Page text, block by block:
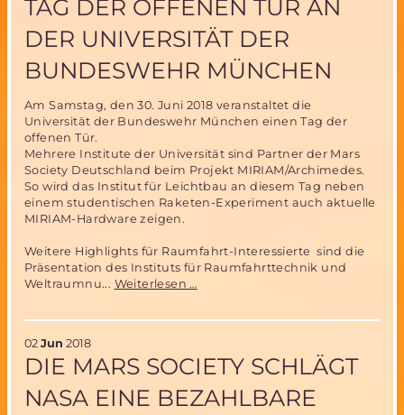
ersten
Astronauten
All
TAG DER OFFENEN TÜR AN
DER UNIVERSITÄT DER
BUNDESWEHR MÜNCHEN
Am Samstag, den 30. Juni 2018 veranstaltet die
Universität der Bundeswehr München einen Tag der
offenen Tür.
Mehrere Institute der Universität sind Partner der Mars
Society Deutschland beim Projekt MIRIAM/Archimedes.
So wird das Institut für Leichtbau an diesem Tag neben
einem studentischen Raketen-Experiment auch aktuelle
MIRIAM-Hardware zeigen.
Weitere Highlights für Raumfahrt-Interessierte sind die
Präsentation des Instituts für Raumfahrttechnik und
Weltraumnu... Weiterlesen …
der
der
02 Jun 2018
DIE MARS SOCIETY SCHLÄGT
NASA EINE BEZAHLBARE